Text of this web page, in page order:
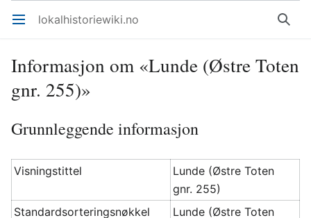
Åpne hovedmenyen lokalhistoriewiki.no Søk
Informasjon om «Lunde (Østre Toten
gnr. 255)»
Grunnleggende informasjon
Visningstittel
Lunde (Østre Toten
gnr. 255)
Standardsorteringsnøkkel
Lunde (Østre Toten